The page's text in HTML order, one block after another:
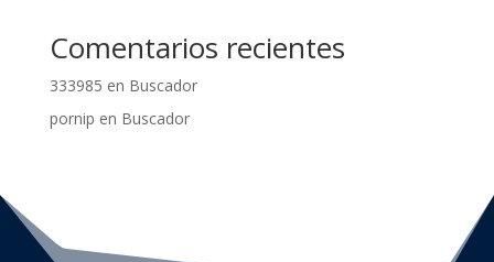
Comentarios recientes
333985 en Buscador
pornip en Buscador